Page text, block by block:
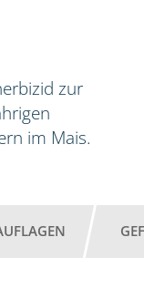
zur
im Mais.